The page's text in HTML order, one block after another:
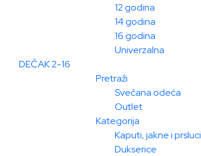
12 godina
14 godina
16 godina
Univerzalna
DEČAK 2-16
Pretraži
Svečana odeća
Outlet
Kategorija
Kaputi, jakne i prsluci
Dukserice